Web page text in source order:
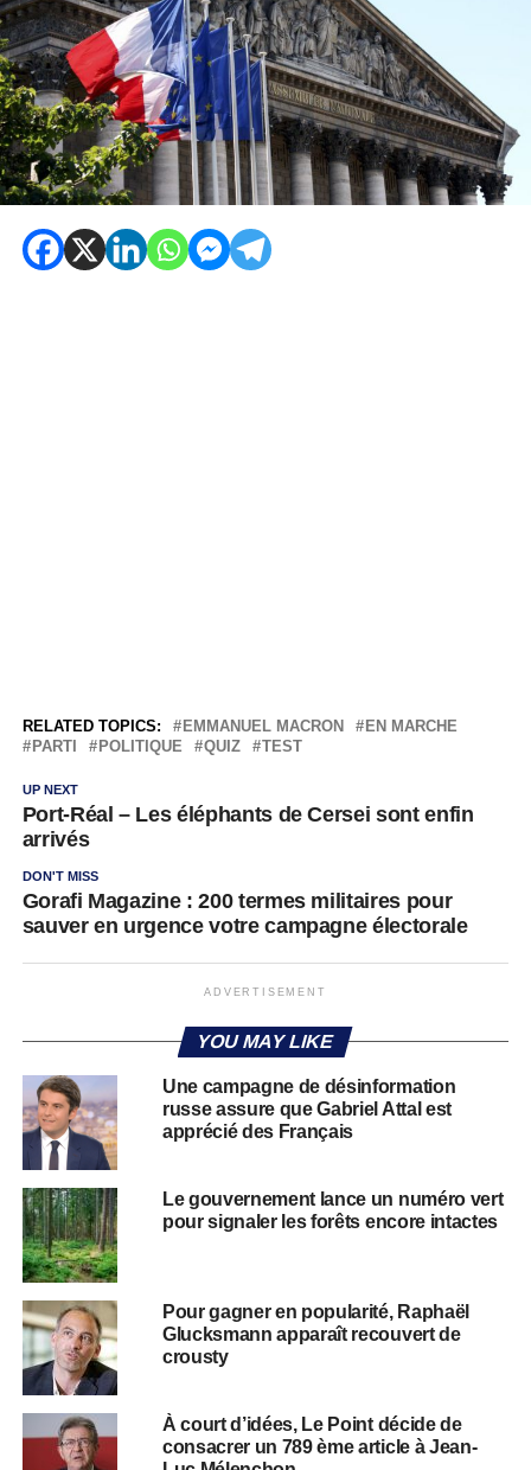
RELATED TOPICS: EMMANUEL MACRON
EN MARCHE
PARTI
POLITIQUE QUIZ TEST
UP NEXT
Port-Réal – Les éléphants de Cersei sont enfin
arrivés
DON'T MISS
Gorafi Magazine : 200 termes militaires pour
sauver en urgence votre campagne électorale
ADVERTISEMENT
YOU MAY LIKE
Une campagne de désinformation
russe assure que Gabriel Attal est
apprécié des Français
Le gouvernement lance un numéro vert
pour signaler les forêts encore intactes
Pour gagner en popularité, Raphaël
Glucksmann apparaît recouvert de
crousty
À court d’idées, Le Point décide de
consacrer un 789 ème article à Jean-